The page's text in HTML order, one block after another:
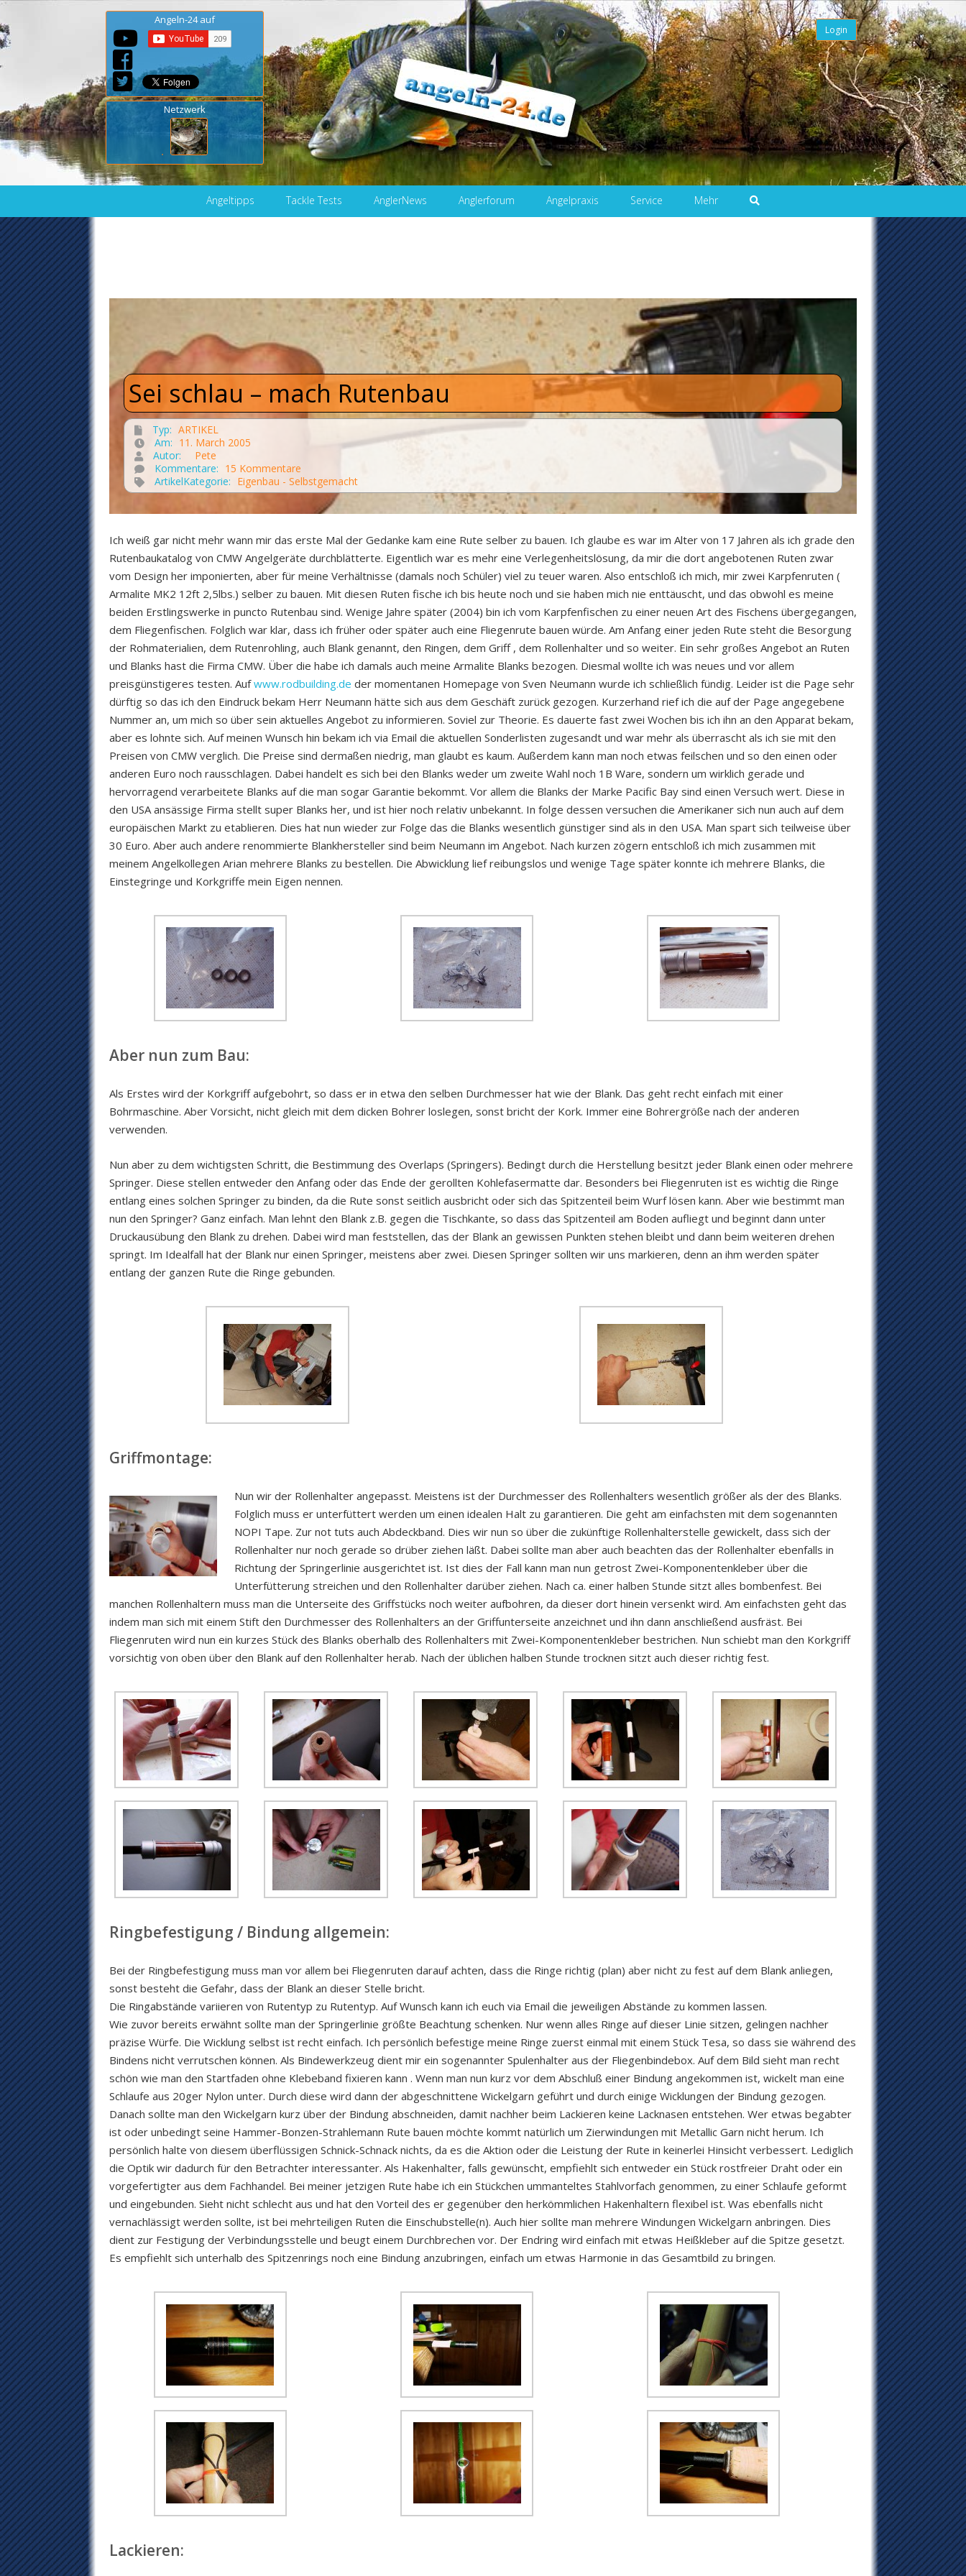
Login
Angeln-24 auf
Netzwerk
Angeltipps Tackle Tests AnglerNews Anglerforum Angelpraxis Service Mehr
Sei schlau – mach Rutenbau
Typ: ARTIKEL
Am: 11. March 2005
Autor:
Pete
Kommentare: 15 Kommentare
ArtikelKategorie: Eigenbau - Selbstgemacht
Ich weiß gar nicht mehr wann mir das erste Mal der Gedanke kam eine Rute selber zu bauen. Ich glaube es war im Alter von 17 Jahren als ich grade den
Rutenbaukatalog von CMW Angelgeräte durchblätterte. Eigentlich war es mehr eine Verlegenheitslösung, da mir die dort angebotenen Ruten zwar
vom Design her imponierten, aber für meine Verhältnisse (damals noch Schüler) viel zu teuer waren. Also entschloß ich mich, mir zwei Karpfenruten (
Armalite MK2 12ft 2,5lbs.) selber zu bauen. Mit diesen Ruten fische ich bis heute noch und sie haben mich nie enttäuscht, und das obwohl es meine
beiden Erstlingswerke in puncto Rutenbau sind. Wenige Jahre später (2004) bin ich vom Karpfenfischen zu einer neuen Art des Fischens übergegangen,
dem Fliegenfischen. Folglich war klar, dass ich früher oder später auch eine Fliegenrute bauen würde. Am Anfang einer jeden Rute steht die Besorgung
der Rohmaterialien, dem Rutenrohling, auch Blank genannt, den Ringen, dem Griff , dem Rollenhalter und so weiter. Ein sehr großes Angebot an Ruten
und Blanks hast die Firma CMW. Über die habe ich damals auch meine Armalite Blanks bezogen. Diesmal wollte ich was neues und vor allem
preisgünstigeres testen. Aufwww.rodbuilding.de der momentanen Homepage von Sven Neumann wurde ich schließlich fündig. Leider ist die Page sehr
dürftig so das ich den Eindruck bekam Herr Neumann hätte sich aus dem Geschäft zurück gezogen. Kurzerhand rief ich die auf der Page angegebene
Nummer an, um mich so über sein aktuelles Angebot zu informieren. Soviel zur Theorie. Es dauerte fast zwei Wochen bis ich ihn an den Apparat bekam,
aber es lohnte sich. Auf meinen Wunsch hin bekam ich via Email die aktuellen Sonderlisten zugesandt und war mehr als überrascht als ich sie mit den
Preisen von CMW verglich. Die Preise sind dermaßen niedrig, man glaubt es kaum. Außerdem kann man noch etwas feilschen und so den einen oder
anderen Euro noch rausschlagen. Dabei handelt es sich bei den Blanks weder um zweite Wahl noch 1B Ware, sondern um wirklich gerade und
hervorragend verarbeitete Blanks auf die man sogar Garantie bekommt. Vor allem die Blanks der Marke Pacific Bay sind einen Versuch wert. Diese in
den USA ansässige Firma stellt super Blanks her, und ist hier noch relativ unbekannt. In folge dessen versuchen die Amerikaner sich nun auch auf dem
europäischen Markt zu etablieren. Dies hat nun wieder zur Folge das die Blanks wesentlich günstiger sind als in den USA. Man spart sich teilweise über
30 Euro. Aber auch andere renommierte Blankhersteller sind beim Neumann im Angebot. Nach kurzen zögern entschloß ich mich zusammen mit
meinem Angelkollegen Arian mehrere Blanks zu bestellen. Die Abwicklung lief reibungslos und wenige Tage später konnte ich mehrere Blanks, die
Einstegringe und Korkgriffe mein Eigen nennen.
Aber nun zum Bau:
Als Erstes wird der Korkgriff aufgebohrt, so dass er in etwa den selben Durchmesser hat wie der Blank. Das geht recht einfach mit einer
Bohrmaschine. Aber Vorsicht, nicht gleich mit dem dicken Bohrer loslegen, sonst bricht der Kork. Immer eine Bohrergröße nach der anderen
verwenden.
Nun aber zu dem wichtigsten Schritt, die Bestimmung des Overlaps (Springers). Bedingt durch die Herstellung besitzt jeder Blank einen oder mehrere
Springer. Diese stellen entweder den Anfang oder das Ende der gerollten Kohlefasermatte dar. Besonders bei Fliegenruten ist es wichtig die Ringe
entlang eines solchen Springer zu binden, da die Rute sonst seitlich ausbricht oder sich das Spitzenteil beim Wurf lösen kann. Aber wie bestimmt man
nun den Springer? Ganz einfach. Man lehnt den Blank z.B. gegen die Tischkante, so dass das Spitzenteil am Boden aufliegt und beginnt dann unter
Druckausübung den Blank zu drehen. Dabei wird man feststellen, das der Blank an gewissen Punkten stehen bleibt und dann beim weiteren drehen
springt. Im Idealfall hat der Blank nur einen Springer, meistens aber zwei. Diesen Springer sollten wir uns markieren, denn an ihm werden später
entlang der ganzen Rute die Ringe gebunden.
Griffmontage:
Nun wir der Rollenhalter angepasst. Meistens ist der Durchmesser des Rollenhalters wesentlich größer als der des Blanks.
Folglich muss er unterfüttert werden um einen idealen Halt zu garantieren. Die geht am einfachsten mit dem sogenannten
NOPI Tape. Zur not tuts auch Abdeckband. Dies wir nun so über die zukünftige Rollenhalterstelle gewickelt, dass sich der
Rollenhalter nur noch gerade so drüber ziehen läßt. Dabei sollte man aber auch beachten das der Rollenhalter ebenfalls in
Richtung der Springerlinie ausgerichtet ist. Ist dies der Fall kann man nun getrost Zwei-Komponentenkleber über die
Unterfütterung streichen und den Rollenhalter darüber ziehen. Nach ca. einer halben Stunde sitzt alles bombenfest. Bei
manchen Rollenhaltern muss man die Unterseite des Griffstücks noch weiter aufbohren, da dieser dort hinein versenkt wird. Am einfachsten geht das
indem man sich mit einem Stift den Durchmesser des Rollenhalters an der Griffunterseite anzeichnet und ihn dann anschließend ausfräst. Bei
Fliegenruten wird nun ein kurzes Stück des Blanks oberhalb des Rollenhalters mit Zwei-Komponentenkleber bestrichen. Nun schiebt man den Korkgriff
vorsichtig von oben über den Blank auf den Rollenhalter herab. Nach der üblichen halben Stunde trocknen sitzt auch dieser richtig fest.
Ringbefestigung / Bindung allgemein:
Bei der Ringbefestigung muss man vor allem bei Fliegenruten darauf achten, dass die Ringe richtig (plan) aber nicht zu fest auf dem Blank anliegen,
sonst besteht die Gefahr, dass der Blank an dieser Stelle bricht.
Die Ringabstände variieren von Rutentyp zu Rutentyp. Auf Wunsch kann ich euch via Email die jeweiligen Abstände zu kommen lassen.
Wie zuvor bereits erwähnt sollte man der Springerlinie größte Beachtung schenken. Nur wenn alles Ringe auf dieser Linie sitzen, gelingen nachher
präzise Würfe. Die Wicklung selbst ist recht einfach. Ich persönlich befestige meine Ringe zuerst einmal mit einem Stück Tesa, so dass sie während des
Bindens nicht verrutschen können. Als Bindewerkzeug dient mir ein sogenannter Spulenhalter aus der Fliegenbindebox. Auf dem Bild sieht man recht
schön wie man den Startfaden ohne Klebeband fixieren kann . Wenn man nun kurz vor dem Abschluß einer Bindung angekommen ist, wickelt man eine
Schlaufe aus 20ger Nylon unter. Durch diese wird dann der abgeschnittene Wickelgarn geführt und durch einige Wicklungen der Bindung gezogen.
Danach sollte man den Wickelgarn kurz über der Bindung abschneiden, damit nachher beim Lackieren keine Lacknasen entstehen. Wer etwas begabter
ist oder unbedingt seine Hammer-Bonzen-Strahlemann Rute bauen möchte kommt natürlich um Zierwindungen mit Metallic Garn nicht herum. Ich
persönlich halte von diesem überflüssigen Schnick-Schnack nichts, da es die Aktion oder die Leistung der Rute in keinerlei Hinsicht verbessert. Lediglich
die Optik wir dadurch für den Betrachter interessanter. Als Hakenhalter, falls gewünscht, empfiehlt sich entweder ein Stück rostfreier Draht oder ein
vorgefertigter aus dem Fachhandel. Bei meiner jetzigen Rute habe ich ein Stückchen ummanteltes Stahlvorfach genommen, zu einer Schlaufe geformt
und eingebunden. Sieht nicht schlecht aus und hat den Vorteil des er gegenüber den herkömmlichen Hakenhaltern flexibel ist. Was ebenfalls nicht
vernachlässigt werden sollte, ist bei mehrteiligen Ruten die Einschubstelle(n). Auch hier sollte man mehrere Windungen Wickelgarn anbringen. Dies
dient zur Festigung der Verbindungsstelle und beugt einem Durchbrechen vor. Der Endring wird einfach mit etwas Heißkleber auf die Spitze gesetzt.
Es empfiehlt sich unterhalb des Spitzenrings noch eine Bindung anzubringen, einfach um etwas Harmonie in das Gesamtbild zu bringen.
Lackieren: